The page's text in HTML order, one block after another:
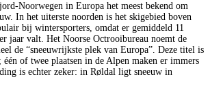
Noorwegen in Europa het meest bekend om
In het uiterste noorden is het skigebied boven
bij wintersporters, omdat er gemiddeld 11
jaar valt. Het Noorse Octrooibureau noemt de
de “sneeuwrijkste plek van Europa”. Deze titel is
één of twee plaatsen in de Alpen maken er immers
is echter zeker: in Røldal ligt sneeuw in